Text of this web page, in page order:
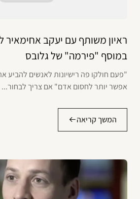
ראיון משותף עם יעקב אחימאיר
במוסף "פירמה" של גלובס
"פעם חולקו פה רישיונות לאנשים להביע
אפשר יותר לחסום אדם" אם צריך לבחור...
המשך קריאה